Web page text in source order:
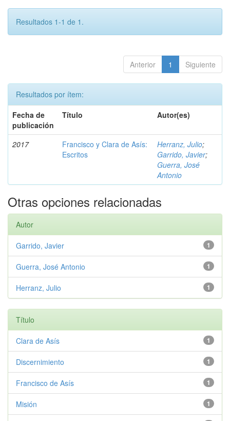
Resultados 1-1 de 1.
Anterior 1 Siguiente
Resultados por ítem:
Fecha de
publicación
Título Autor(es)
2017
Francisco y Clara de Asís:
Escritos
Herranz, Julio;
Garrido, Javier;
Guerra, José
Antonio
Otras opciones relacionadas
Autor
1
Garrido, Javier
1
Guerra, José Antonio
1
Herranz, Julio
Título
1
Clara de Asís
1
Discernimiento
1
Francisco de Asís
1
Misión